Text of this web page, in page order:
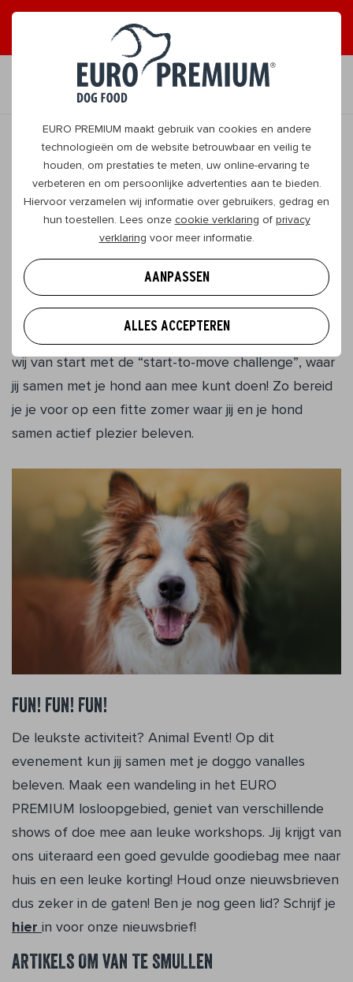
EURO PREMIUM maakt gebruik van cookies en andere
technologieën om de website betrouwbaar en veilig te
houden, om prestaties te meten, uw online-ervaring te
verbeteren en om persoonlijke advertenties aan te bieden.
Hiervoor verzamelen wij informatie over gebruikers, gedrag en
hun toestellen. Lees onze cookie verklaring of privacy
verklaring voor meer informatie.
AANPASSEN
ALLES ACCEPTEREN
ONTVANG GRAAG TIPS
NL
TERUG
Nieuwigheden EURO PREMIUM
Dit jaar willen wij jou en je hond graag helpen om
écht fit te worden! We starten met de “gezond-
gewicht-maand” waarbij we jou en je doggo willen
informeren over zijn gezondheid! Aansluitend gaan
wij van start met de “start-to-move challenge”, waar
jij samen met je hond aan mee kunt doen! Zo bereid
je je voor op een fitte zomer waar jij en je hond
samen actief plezier beleven.
FUN! FUN! FUN!
De leukste activiteit? Animal Event! Op dit
evenement kun jij samen met je doggo vanalles
beleven. Maak een wandeling in het EURO
PREMIUM losloopgebied, geniet van verschillende
shows of doe mee aan leuke workshops. Jij krijgt van
ons uiteraard een goed gevulde goodiebag mee naar
huis en een leuke korting! Houd onze nieuwsbrieven
dus zeker in de gaten! Ben je nog geen lid? Schrijf je
hier in voor onze nieuwsbrief!
ARTIKELS OM VAN TE SMULLEN